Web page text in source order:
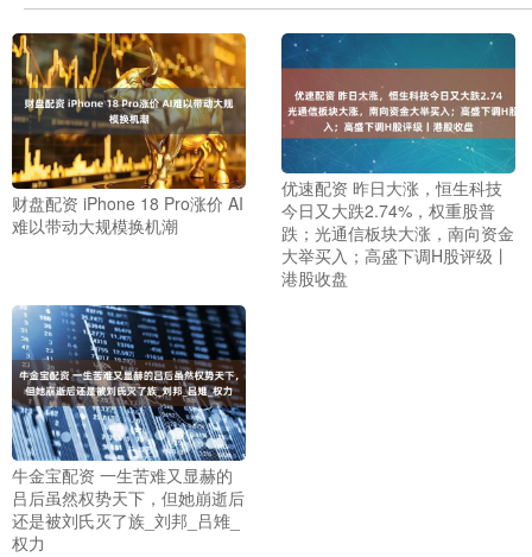
财盘配资 iPhone 18 Pro涨价 AI
难以带动大规模换机潮
优速配资 昨日大涨，恒生科技
今日又大跌2.74%，权重股普
跌；光通信板块大涨，南向资金
大举买入；高盛下调H股评级丨
港股收盘
牛金宝配资 一生苦难又显赫的
吕后虽然权势天下，但她崩逝后
还是被刘氏灭了族_刘邦_吕雉_
权力